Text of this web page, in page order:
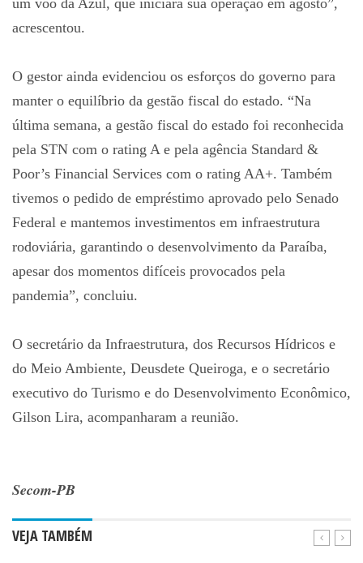
acrescentou.
O gestor ainda evidenciou os esforços do governo para
manter o equilíbrio da gestão fiscal do estado. “Na
última semana, a gestão fiscal do estado foi reconhecida
pela STN com o rating A e pela agência Standard &
Poor’s Financial Services com o rating AA+. Também
tivemos o pedido de empréstimo aprovado pelo Senado
Federal e mantemos investimentos em infraestrutura
rodoviária, garantindo o desenvolvimento da Paraíba,
apesar dos momentos difíceis provocados pela
pandemia”, concluiu.
O secretário da Infraestrutura, dos Recursos Hídricos e
do Meio Ambiente, Deusdete Queiroga, e o secretário
executivo do Turismo e do Desenvolvimento Econômico,
Gilson Lira, acompanharam a reunião.
Secom-PB
VEJA TAMBÉM